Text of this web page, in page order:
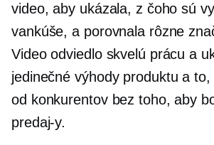
video, aby ukázala, z čoho sú
vankúše, a porovnala rôzne
Video odviedlo skvelú prácu a
jedinečné výhody produktu a
od konkurentov bez toho, aby
predaj-y.